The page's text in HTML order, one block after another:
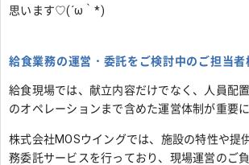
思います♡(´ω｀*)
給食業務の運営・委託をご検討中のご担当者
給食現場では、献立内容だけでなく、人員配
のオペレーションまで含めた運営体制が重要に
株式会社MOSウイングでは、施設の特性や提
務委託サービスを行っており、現場運営のご